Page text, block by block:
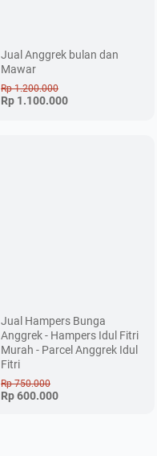
Jual Anggrek bulan dan
Mawar
Rp 1.200.000
Rp 1.100.000
Jual Hampers Bunga
Anggrek - Hampers Idul Fitri
Murah - Parcel Anggrek Idul
Fitri
Rp 750.000
Rp 600.000